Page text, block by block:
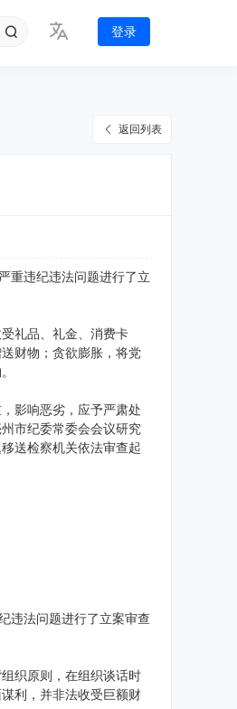
登录
返回列表
重违纪违法问题进行了立
礼品、礼金、消费卡
财物；贪欲膨胀，将党
影响恶劣，应予严肃处
市纪委常委会会议研究
送检察机关依法审查起
违法问题进行了立案审查
织原则，在组织谈话时
利，并非法收受巨额财